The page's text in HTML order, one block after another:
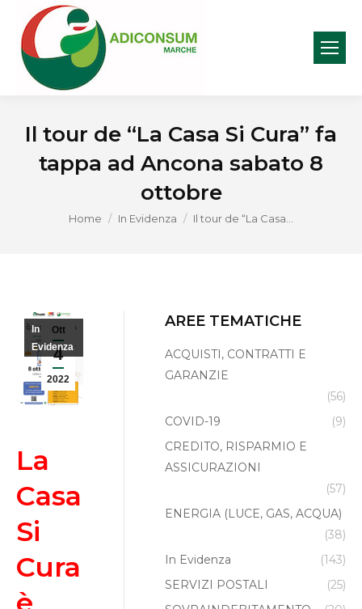
Il tour de “La Casa Si Cura” fa
tappa ad Ancona sabato 8
ottobre
You are here:
Home In Evidenza Il tour de “La Casa…
Ott
4
2022
In
Evidenza
La
Casa
Si
Cura
è
AREE TEMATICHE
ACQUISTI, CONTRATTI E
GARANZIE
(56)
COVID-19
(9)
CREDITO, RISPARMIO E
ASSICURAZIONI
(57)
ENERGIA (LUCE, GAS, ACQUA)
(38)
In Evidenza
(143)
SERVIZI POSTALI
(25)